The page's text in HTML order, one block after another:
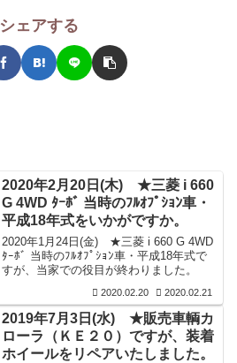
シェアする
2020年2月20日(木) ★三菱 i 660
G 4WD ﾀｰﾎﾞ 当時のﾌﾙｵﾌﾟｼｮﾝ車・
平成18年式をいかがですか。
2020年1月24日(金) ★三菱 i 660 G 4WD
ﾀｰﾎﾞ 当時のﾌﾙｵﾌﾟｼｮﾝ車・平成18年式で
すが、当家での役目が終わりました。
2020.02.20 2020.02.21
2019年7月3日(水) ★販売車輌カ
ローラ（ＫＥ２０）ですが、装着
ホイールをリペアいたしました。